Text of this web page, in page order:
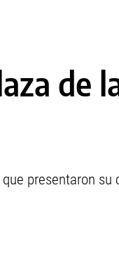
de
presentaron